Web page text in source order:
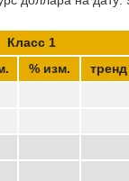
Класс 1
% изм. тренд